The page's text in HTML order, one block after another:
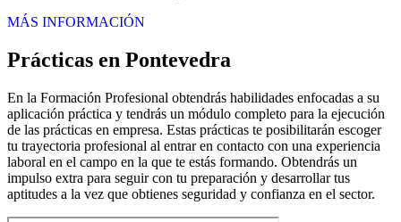
MÁS INFORMACIÓN
Prácticas en Pontevedra
En la Formación Profesional obtendrás habilidades enfocadas a su
aplicación práctica y tendrás un módulo completo para la ejecución
de las prácticas en empresa. Estas prácticas te posibilitarán escoger
tu trayectoria profesional al entrar en contacto con una experiencia
laboral en el campo en la que te estás formando. Obtendrás un
impulso extra para seguir con tu preparación y desarrollar tus
aptitudes a la vez que obtienes seguridad y confianza en el sector.